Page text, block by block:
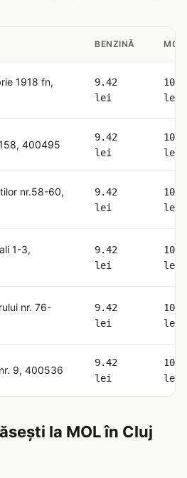
BENZINĂ
1918 fn,
9.42
lei
lei
400495
9.42
lei
lei
nr.58-60,
9.42
lei
lei
1-3,
9.42
lei
lei
nr. 76-
9.42
lei
lei
9, 400536
9.42
lei
lei
la MOL în Cluj